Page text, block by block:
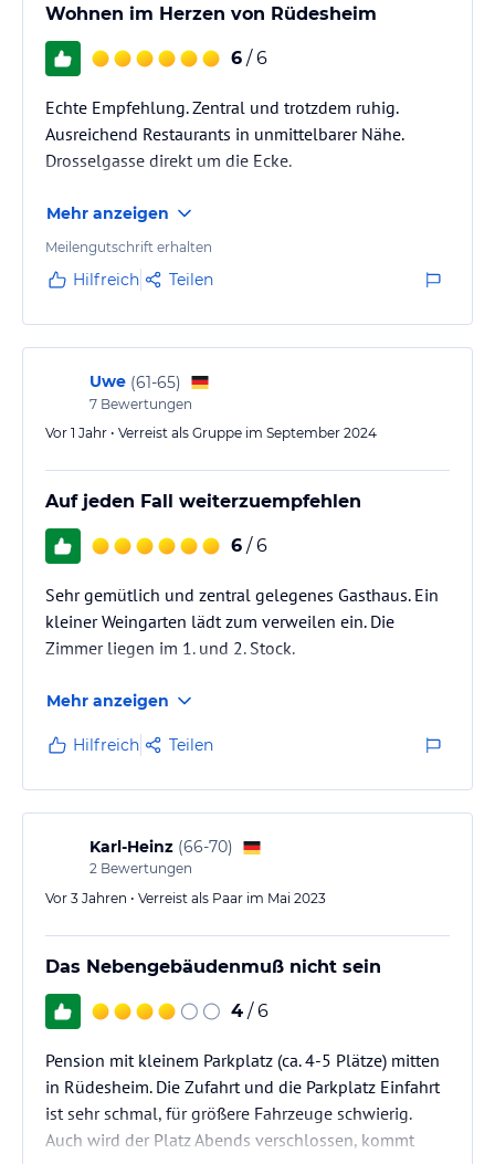
Wohnen im Herzen von Rüdesheim
6 / 6
Echte Empfehlung. Zentral und trotzdem ruhig.
Ausreichend Restaurants in unmittelbarer Nähe.
Drosselgasse direkt um die Ecke.
Mehr anzeigen
Meilengutschrift erhalten
Hilfreich Teilen
Uwe (61-65)
7 Bewertungen
Vor 1 Jahr • Verreist als Gruppe im September 2024
Auf jeden Fall weiterzuempfehlen
6 / 6
Sehr gemütlich und zentral gelegenes Gasthaus. Ein
kleiner Weingarten lädt zum verweilen ein. Die
Zimmer liegen im 1. und 2. Stock.
Mehr anzeigen
Hilfreich Teilen
Karl-Heinz (66-70)
2 Bewertungen
Vor 3 Jahren • Verreist als Paar im Mai 2023
Das Nebengebäudenmuß nicht sein
4 / 6
Pension mit kleinem Parkplatz (ca. 4-5 Plätze) mitten
in Rüdesheim. Die Zufahrt und die Parkplatz Einfahrt
ist sehr schmal, für größere Fahrzeuge schwierig.
Auch wird der Platz Abends verschlossen, kommt